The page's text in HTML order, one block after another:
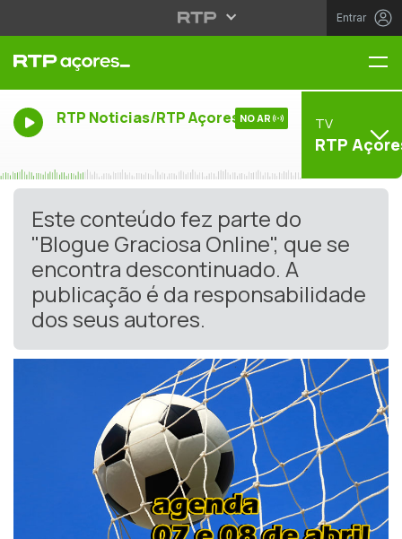
Entrar
RTP Noticias/RTP Açores NO AR TV
RTP
Este conteúdo fez parte do
"Blogue Graciosa Online", que se
encontra descontinuado. A
publicação é da responsabilidade
dos seus autores.